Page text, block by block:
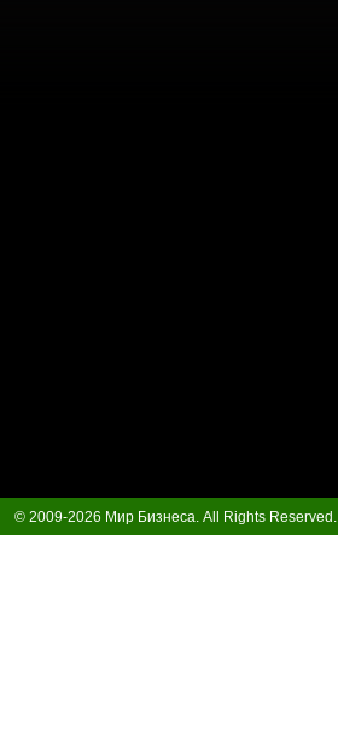
© 2009-2026 Мир Бизнеса. All Rights Reserved.